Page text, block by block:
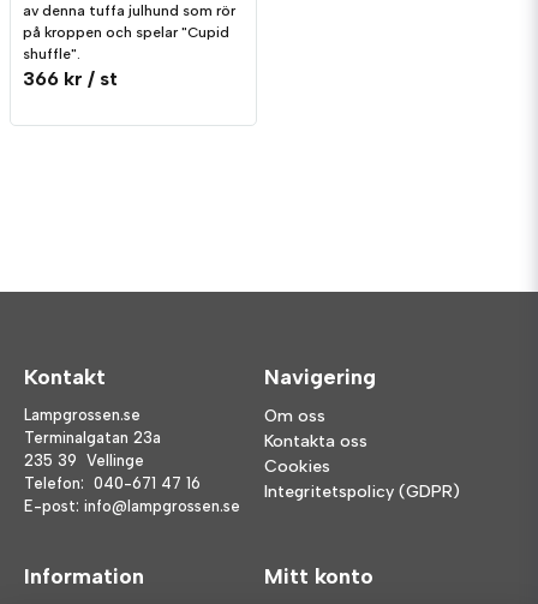
av denna tuffa julhund som rör
på kroppen och spelar "Cupid
shuffle".
366 kr / st
Kontakt
Lampgrossen.se
Terminalgatan 23a
235 39 Vellinge
Telefon: 040-671 47 16
E-post: info@lampgrossen.se
Navigering
Om oss
Kontakta oss
Cookies
Integritetspolicy (GDPR)
Information Mitt konto